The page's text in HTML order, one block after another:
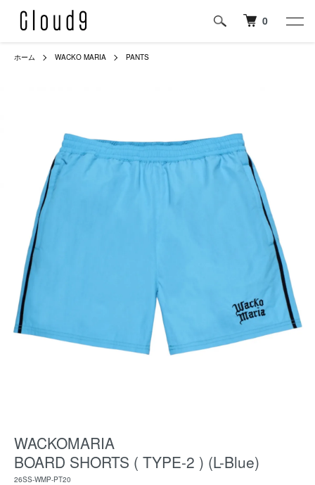
0
ホーム WACKO MARIA PANTS
WACKOMARIA
BOARD SHORTS ( TYPE-2 ) (L-Blue)
26SS-WMP-PT20